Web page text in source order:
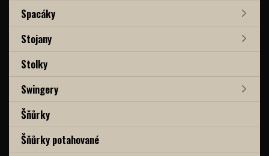
Spacáky
Stojany
Stolky
Swingery
Šňůrky
Šňůrky potahované